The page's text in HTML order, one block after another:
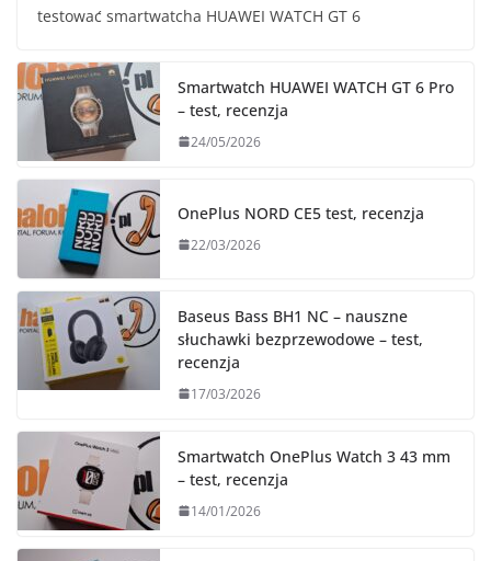
testować smartwatcha HUAWEI WATCH GT 6
Smartwatch HUAWEI WATCH GT 6 Pro
– test, recenzja
24/05/2026
OnePlus NORD CE5 test, recenzja
22/03/2026
Baseus Bass BH1 NC – nauszne
słuchawki bezprzewodowe – test,
recenzja
17/03/2026
Smartwatch OnePlus Watch 3 43 mm
– test, recenzja
14/01/2026